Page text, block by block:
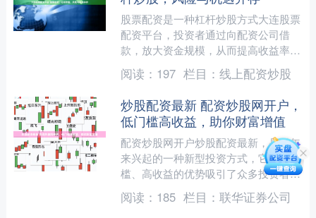
股票配资是一种杠杆炒股方式大连股票
配资平台，投资者通过向配资公司借
款，放大资金规模，从而提高收益率。
然而，杠杆炒股风险与机遇并存。
《期货交易管理条例》明确规定....
阅读： 197 栏目： 线上配资炒股
炒股配资最新 配资炒股网开户，
低门槛高收益，助你财富增值
配资炒股网开户炒股配资最新，是近年
来兴起的一种新型投资方式，它以低门
槛、高收益的优势吸引了众多投资者。
* **杠杆放大收益：**杠杆资金可以放
大投资收益，让投....
阅读： 185 栏目： 联华证券公司